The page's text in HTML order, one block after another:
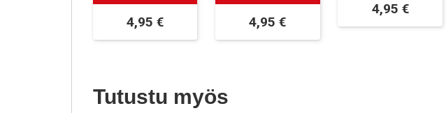
4,95€ 4,95€
4,95 €
Tutustu myös